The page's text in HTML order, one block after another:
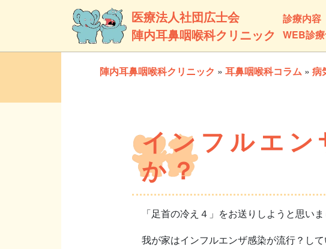
医療法人社団広士会
陣内耳鼻咽喉科クリニック
診療内容
WEB診
陣内耳鼻咽喉科クリニック » 耳鼻咽喉科コラム » 病
インフルエン
か？
「足首の冷え４」をお送りしようと思い
我が家はインフルエンザ感染が流行？して